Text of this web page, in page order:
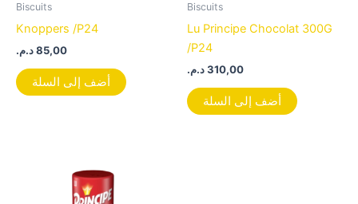
Biscuits
Knoppers /P24
85,00د.م.
أضف إلى السلة
Biscuits
Lu Principe Chocolat 300G
/P24
310,00د.م.
أضف إلى السلة